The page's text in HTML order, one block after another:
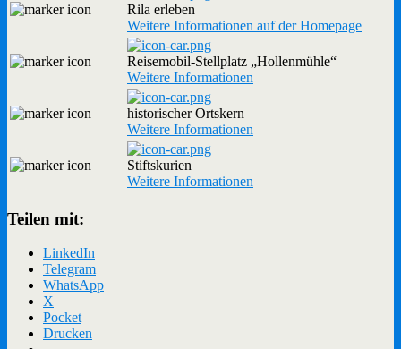
Rila erleben
Weitere Informationen auf der Homepage
Reisemobil-Stellplatz „Hollenmühle“
Weitere Informationen
historischer Ortskern
Weitere Informationen
Stiftskurien
Weitere Informationen
Teilen mit:
LinkedIn
Telegram
WhatsApp
X
Pocket
Drucken